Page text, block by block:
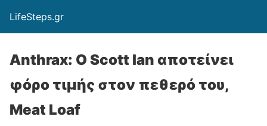
LifeSteps.gr
Anthrax: Ο Scott Ian αποτείνει
φόρο τιμής στον πεθερό του,
Meat Loaf